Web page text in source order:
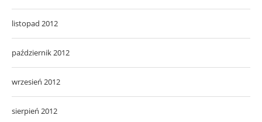
listopad 2012
październik 2012
wrzesień 2012
sierpień 2012